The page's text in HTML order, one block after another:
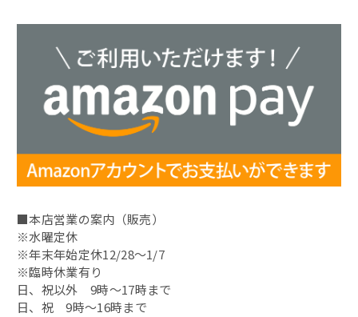
小鯛のささ漬
若狭甘鯛
昆布〆
昆布〆（別誂）
鯖缶
その他の缶詰
3,240円～5,400円
5,400円～
■本店営業の案内（販売）
※水曜定休
※年末年始定休12/28～1/7
※臨時休業有り
日、祝以外 9時～17時まで
日、祝 9時～16時まで